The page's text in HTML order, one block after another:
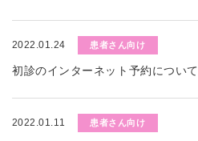
2022.01.24 患者さん向け
初診のインターネット予約について
2022.01.11 患者さん向け